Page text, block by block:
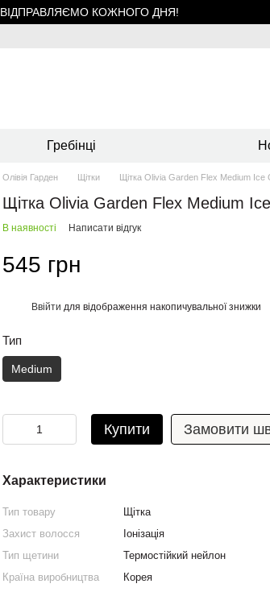
ВІДПРАВЛЯЄМО КОЖНОГО ДНЯ!
Гребінці
Олівія Гарден Щітки Щітка Olivia Garden Flex Medium Ice
Щітка Olivia Garden Flex Medium
В наявності Написати відгук
545 грн
Ввійти для відображення накопичувальної знижки
Тип
Medium
Купити Замовити
Характеристики
Тип товару
Щітка
Захист волосся
Іонізація
Тип щетини
Термостійкий нейлон
Країна виробництва
Корея